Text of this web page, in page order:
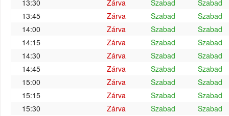
13:30
Zárva Szabad
Szabad
13:45
Zárva Szabad
Szabad
14:00
Zárva Szabad
Szabad
14:15
Zárva Szabad
Szabad
14:30
Zárva Szabad
Szabad
14:45
Zárva Szabad
Szabad
15:00
Zárva Szabad
Szabad
15:15
Zárva Szabad
Szabad
15:30
Zárva Szabad
Szabad